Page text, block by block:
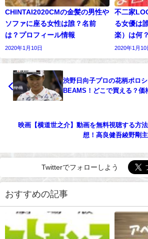
CHINTAI2020CMの金髪の男性や
ソファに座る女性は誰？名前
は？プロフィール情報
2020年1月10日
不二家
る女優は
楽）は何？
2020年1月10
渋野日向子プロの花柄ポロ
BEAMS！どこで買える？価
映画【横道世之介】動画を無料視聴する方
想！高良健吾綾野剛主
Twitterでフォローしよう
おすすめの記事